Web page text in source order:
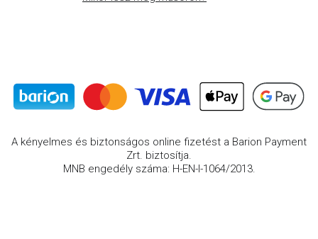
A kényelmes és biztonságos online fizetést a Barion Payment
Zrt. biztosítja.
MNB engedély száma: H-EN-I-1064/2013.